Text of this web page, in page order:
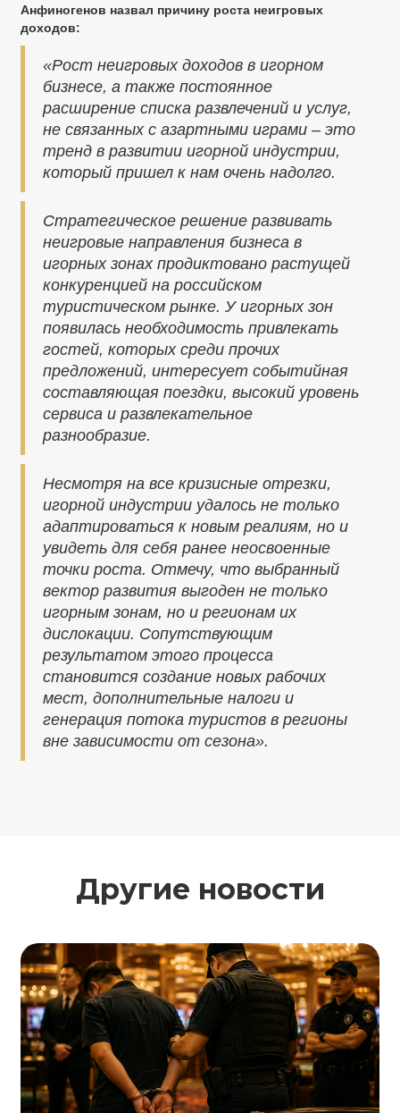
Анфиногенов назвал причину роста неигровых
доходов:
«Рост неигровых доходов в игорном
бизнесе, а также постоянное
расширение списка развлечений и услуг,
не связанных с азартными играми – это
тренд в развитии игорной индустрии,
который пришел к нам очень надолго.
Стратегическое решение развивать
неигровые направления бизнеса в
игорных зонах продиктовано растущей
конкуренцией на российском
туристическом рынке. У игорных зон
появилась необходимость привлекать
гостей, которых среди прочих
предложений, интересует событийная
составляющая поездки, высокий уровень
сервиса и развлекательное
разнообразие.
Несмотря на все кризисные отрезки,
игорной индустрии удалось не только
адаптироваться к новым реалиям, но и
увидеть для себя ранее неосвоенные
точки роста. Отмечу, что выбранный
вектор развития выгоден не только
игорным зонам, но и регионам их
дислокации. Сопутствующим
результатом этого процесса
становится создание новых рабочих
мест, дополнительные налоги и
генерация потока туристов в регионы
вне зависимости от сезона».
Другие новости